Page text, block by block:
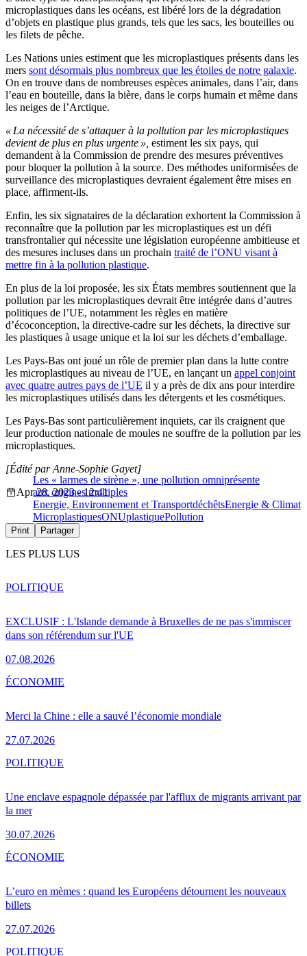
microplastiques dans les océans, est libéré lors de la dégradation
d’objets en plastique plus grands, tels que les sacs, les bouteilles ou
les filets de pêche.
Les Nations unies estiment que les microplastiques présents dans les
mers sont désormais plus nombreux que les étoiles de notre galaxie.
On en trouve dans de nombreuses espèces animales, dans l’air, dans
l’eau en bouteille, dans la bière, dans le corps humain et même dans
les neiges de l’Arctique.
« La nécessité de s’attaquer à la pollution par les microplastiques
devient de plus en plus urgente », estiment les six pays, qui
demandent à la Commission de prendre des mesures préventives
pour bloquer la pollution à la source. Des méthodes uniformisées de
surveillance des microplastiques devraient également être mises en
place, affirment-ils.
Enfin, les six signataires de la déclaration exhortent la Commission à
reconnaître que la pollution par les microplastiques est un défi
transfrontalier qui nécessite une législation européenne ambitieuse et
des mesures incluses dans un prochain traité de l’ONU visant à
mettre fin à la pollution plastique.
En plus de la loi proposée, les six États membres soutiennent que la
pollution par les microplastiques devrait être intégrée dans d’autres
politiques de l’UE, notamment les règles en matière
d’écoconception, la directive-cadre sur les déchets, la directive sur
les plastiques à usage unique et la loi sur les déchets d’emballage.
Les Pays-Bas ont joué un rôle de premier plan dans la lutte contre
les microplastiques au niveau de l’UE, en lançant un appel conjoint
avec quatre autres pays de l’UE il y a près de dix ans pour interdire
les microplastiques utilisés dans les détergents et les cosmétiques.
Les Pays-Bas sont particulièrement inquiets, car ils craignent que
leur production nationale de moules ne souffre de la pollution par les
microplastiques.
Les « larmes de sirène », une pollution omniprésente
aux origines multiples
[Édité par Anne-Sophie Gayet]
Apr 28, 2023 - 12:41
Energie, Environnement et TransportdéchêtsEnergie & Climat
MicroplastiquesONUplastiquePollution
Print Partager
LES PLUS LUS
EXCLUSIF : L'Islande demande à Bruxelles de ne pas s'immiscer
dans son référendum sur l'UE
07.08.2026
POLITIQUE
Merci la Chine : elle a sauvé l’économie mondiale
27.07.2026
ÉCONOMIE
Une enclave espagnole dépassée par l'afflux de migrants arrivant par
la mer
30.07.2026
POLITIQUE
L’euro en mèmes : quand les Européens détournent les nouveaux
billets
27.07.2026
ÉCONOMIE
POLITIQUE